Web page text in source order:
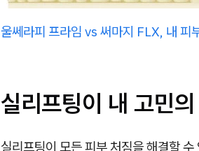
울쎄라피 프라임 vs 써마지 FLX, 내 피
실리프팅이 내 고민
실리프팅이 모든 피부 처짐을 해결할